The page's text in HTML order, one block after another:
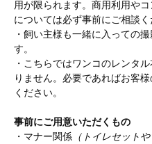
用が限られます。商用利用や
については必ず事前にご相談く
・飼い主様も一緒に入っての
す。
・こちらではワンコのレンタ
りません。必要であればお客
ください。
事前にご用意いただくもの
・マナー関係 （トイレセット